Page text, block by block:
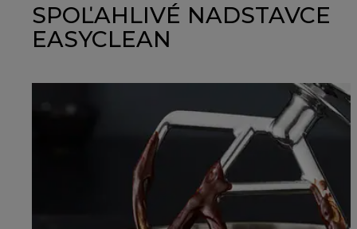
SPOĽAHLIVÉ NADSTAVCE
EASYCLEAN